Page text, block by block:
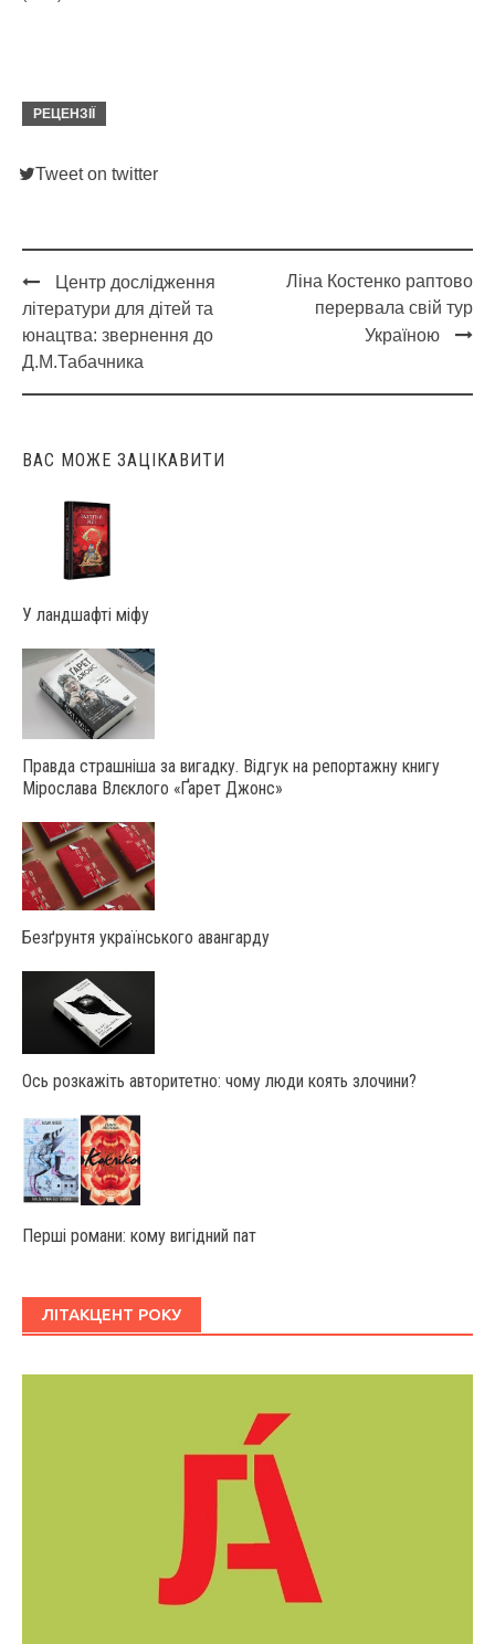
РЕЦЕНЗІЇ
Tweet on twitter
Post
navigation
Центр дослідження
літератури для дітей та
юнацтва: звернення до
Д.М.Табачника
Ліна Костенко раптово
перервала свій тур
Україною
ВАС МОЖЕ ЗАЦІКАВИТИ
У ландшафті міфу
Правда страшніша за вигадку. Відгук на репортажну книгу
Мірослава Влєклого «Ґарет Джонс»
Безґрунтя українського авангарду
Ось розкажіть авторитетно: чому люди коять злочини?
Перші романи: кому вигідний пат
ЛІТАКЦЕНТ РОКУ